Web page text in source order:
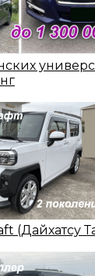
(Дайхатсу